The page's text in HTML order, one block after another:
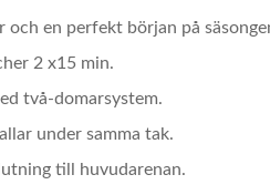
och en perfekt början på
2 x15 min.
två-domarsystem.
under samma tak.
till huvudarenan.